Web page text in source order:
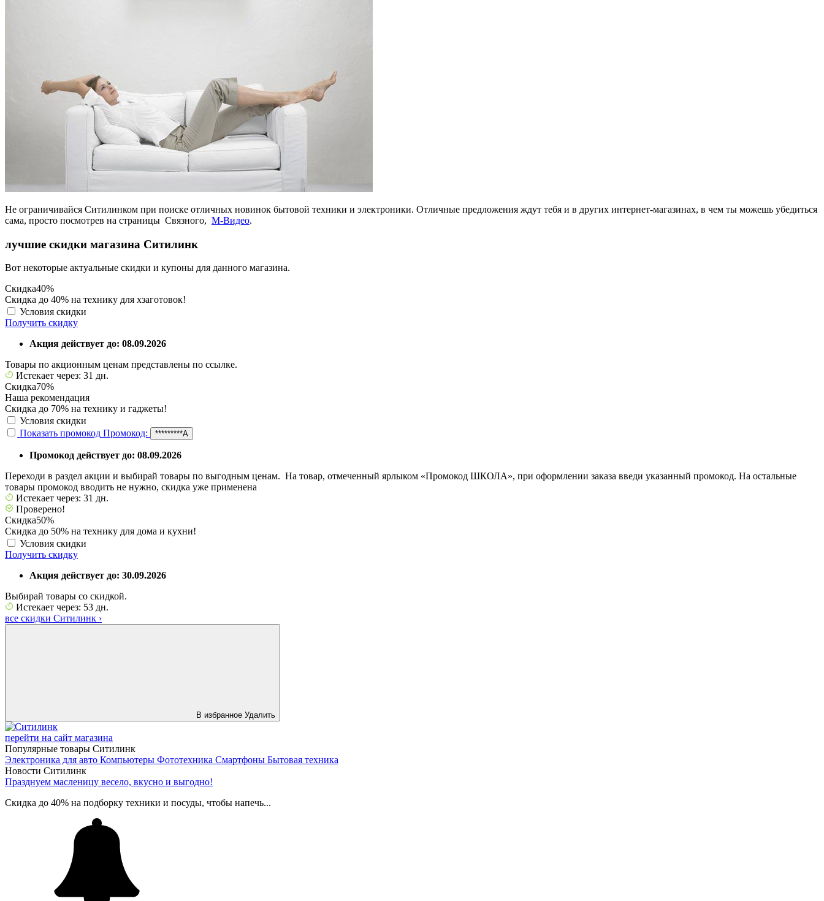
Не ограничивайся Ситилинком при поиске отличных новинок бытовой техники и электроники. Отличные предложения ждут тебя и в других интернет-магазинах, в чем ты можешь убедиться
сама, просто посмотрев на страницы Связного, М-Видео.
лучшие скидки магазина Ситилинк
Вот некоторые актуальные скидки и купоны для данного магазина.
Скидка40%
Скидка до 40% на технику для хзаготовок!
Условия скидки
Получить скидку
Акция действует до: 08.09.2026
Товары по акционным ценам представлены по ссылке.
Истекает через: 31 дн.
Скидка70%
Наша рекомендация
Скидка до 70% на технику и гаджеты!
Условия скидки
Показать промокод Промокод: *********А
Промокод действует до: 08.09.2026
Переходи в раздел акции и выбирай товары по выгодным ценам. На товар, отмеченный ярлыком «Промокод ШКОЛА», при оформлении заказа введи указанный промокод. На остальные
товары промокод вводить не нужно, скидка уже применена
Истекает через: 31 дн.
Проверено!
Скидка50%
Скидка до 50% на технику для дома и кухни!
Условия скидки
Получить скидку
Акция действует до: 30.09.2026
Выбирай товары со скидкой.
Истекает через: 53 дн.
все скидки Ситилинк ›
В избранное Удалить
перейти на сайт магазина
Популярные товары Ситилинк
Электроника для авто Компьютеры Фототехника Смартфоны Бытовая техника
Новости Ситилинк
Празднуем масленицу весело, вкусно и выгодно!
Скидка до 40% на подборку техники и посуды, чтобы напечь...